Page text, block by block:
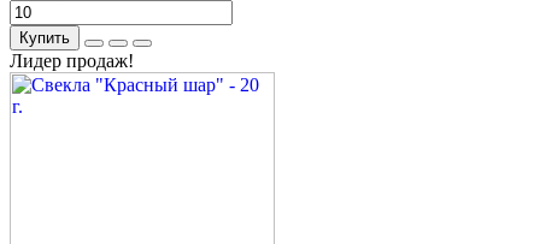
Купить
Лидер продаж!